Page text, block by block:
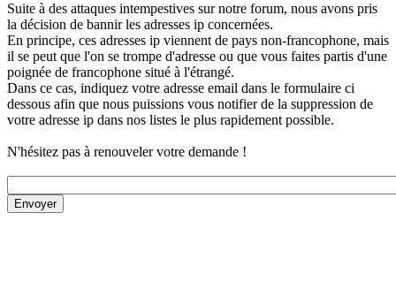
Suite à des attaques intempestives sur notre forum, nous avons pris
la décision de bannir les adresses ip concernées.
En principe, ces adresses ip viennent de pays non-francophone, mais
il se peut que l'on se trompe d'adresse ou que vous faites partis d'une
poignée de francophone situé à l'étrangé.
Dans ce cas, indiquez votre adresse email dans le formulaire ci
dessous afin que nous puissions vous notifier de la suppression de
votre adresse ip dans nos listes le plus rapidement possible.
N'hésitez pas à renouveler votre demande !